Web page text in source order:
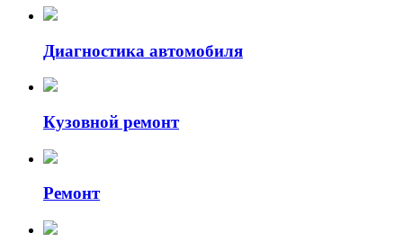
Диагностика автомобиля
Кузовной ремонт
Ремонт